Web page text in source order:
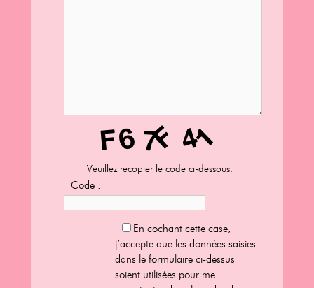
Veuillez recopier le code ci-dessous.
Code :
En cochant cette case,
j’accepte que les données saisies
dans le formulaire ci-dessus
soient utilisées pour me